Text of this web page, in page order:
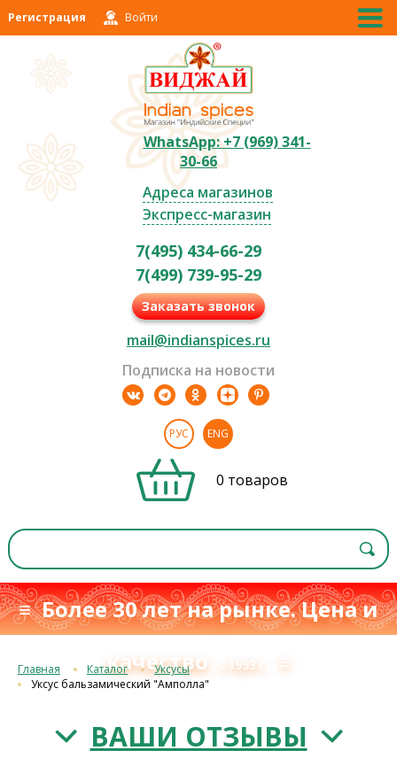
Регистрация Войти
WhatsApp: +7 (969) 341-
30-66
Адреса магазинов
Экспресс-магазин
7(495) 434-66-29
7(499) 739-95-29
Заказать звонок
mail@indianspices.ru
Подписка на новости
РУС ENG
0 товаров
≡ Более 30 лет на рынке. Цена и
качество
с 1993 г. ≡
Главная Каталог
Уксусы
Уксус бальзамический "Амполла"
ВАШИ ОТЗЫВЫ